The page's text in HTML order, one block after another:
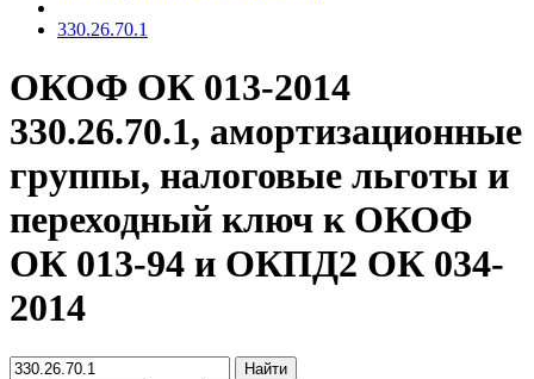
330.26.70.1
ОКОФ ОК 013-2014
330.26.70.1, амортизационные
группы, налоговые льготы и
переходный ключ к ОКОФ
ОК 013-94 и ОКПД2 ОК 034-
2014
Найти